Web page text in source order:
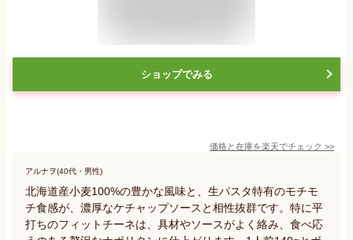
ショップでみる
価格と在庫を楽天でチェック >>
アルナヲ(40代・男性)
北海道産小麦100%の豊かな風味と、生パスタ特有のモチモ
チ食感が、濃厚なケチャップソースと相性抜群です。特に平
打ちのフィットチーネは、具材やソースがよく絡み、食べ応